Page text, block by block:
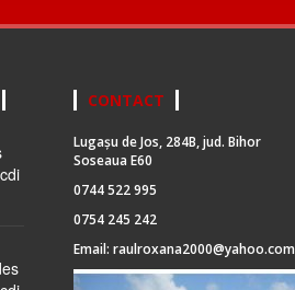
CONTACT
Lugașu de Jos, 284B, jud. Bihor
Soseaua E60
0744 522 995
0754 245 242
Email: raulroxana2000@yahoo.com